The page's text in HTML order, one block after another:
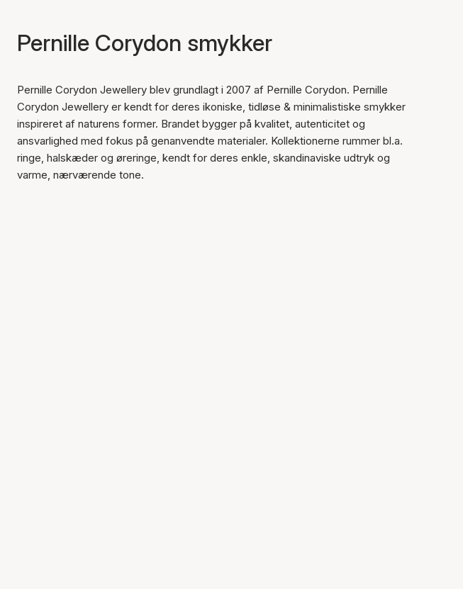
Pernille Corydon smykker
Pernille Corydon Jewellery blev grundlagt i 2007 af Pernille Corydon. Pernille
Corydon Jewellery er kendt for deres ikoniske, tidløse & minimalistiske smykker
inspireret af naturens former. Brandet bygger på kvalitet, autenticitet og
ansvarlighed med fokus på genanvendte materialer. Kollektionerne rummer bl.a.
ringe, halskæder og øreringe, kendt for deres enkle, skandinaviske udtryk og
varme, nærværende tone.